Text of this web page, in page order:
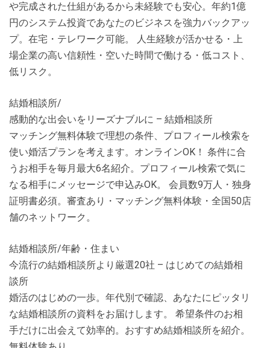
や完成された仕組があるから未経験でも安心。年約1億
円のシステム投資であなたのビジネスを強力バックアッ
プ。在宅・テレワーク可能。 人生経験が活かせる・上
場企業の高い信頼性・空いた時間で働ける・低コスト、
低リスク。
結婚相談所/
感動的な出会いをリーズナブルに – 結婚相談所
マッチング無料体験で理想の条件、プロフィール検索を
使い婚活プランを考えます。オンラインOK！ 条件に合
うお相手を毎月最大6名紹介。プロフィール検索で気に
なる相手にメッセージで申込みOK。 会員数9万人・独身
証明書必須。審査あり・マッチング無料体験・全国50店
舗のネットワーク。
結婚相談所/年齢・住まい
今流行の結婚相談所より厳選20社 – はじめての結婚相
談所
婚活のはじめの一歩。年代別で確認、あなたにピッタリ
な結婚相談所の資料をお届けします。 希望条件のお相
手だけに出会えて効率的。おすすめ結婚相談所を紹介。